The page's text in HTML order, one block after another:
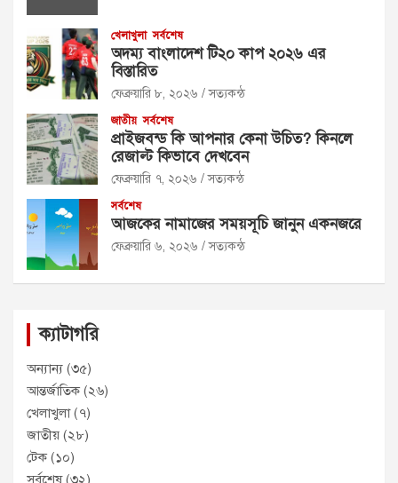
খেলাখুলা সর্বশেষ
অদম্য বাংলাদেশ টি২০ কাপ ২০২৬ এর
বিস্তারিত
ফেব্রুয়ারি ৮, ২০২৬ সত্যকন্ঠ
জাতীয় সর্বশেষ
প্রাইজবন্ড কি আপনার কেনা উচিত? কিনলে
রেজাল্ট কিভাবে দেখবেন
ফেব্রুয়ারি ৭, ২০২৬ সত্যকন্ঠ
সর্বশেষ
আজকের নামাজের সময়সূচি জানুন একনজরে
ফেব্রুয়ারি ৬, ২০২৬ সত্যকন্ঠ
ক্যাটাগরি
অন্যান্য (৩৫)
আন্তর্জাতিক(২৬)
খেলাখুলা(৭)
জাতীয় (২৮)
টেক(১০)
সর্বশেষ(৩২)